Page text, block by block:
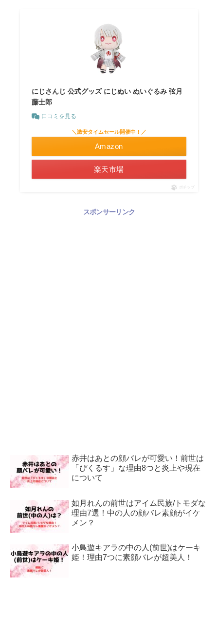
にじさんじ 公式グッズ にじぬい ぬいぐるみ 弦月
藤士郎
口コミを見る
＼激安タイムセール開催中！／
Amazon
楽天市場
ポチップ
スポンサーリンク
赤井はあとの顔バレが可愛い！前世は
「ぴくるす」な理由8つと炎上や現在
について
如月れんの前世はアイム民族/トモダな
理由7選！中の人の顔バレ素顔がイケ
メン？
小鳥遊キアラの中の人(前世)はケーキ
姫！理由7つに素顔バレが超美人！